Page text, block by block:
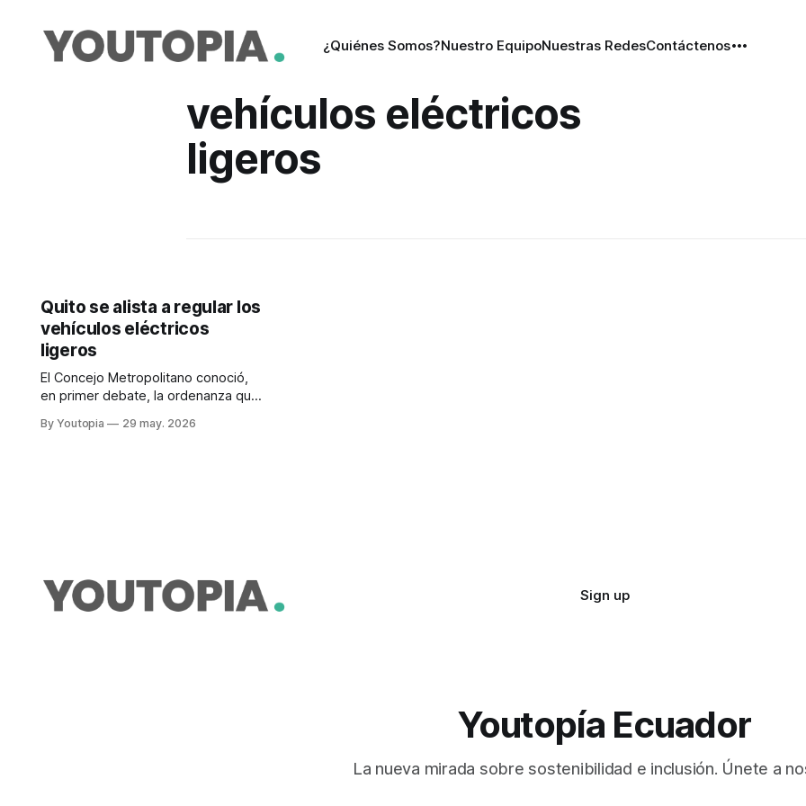
¿Quiénes Somos?Nuestro EquipoNuestras RedesContáctenos
vehículos eléctricos
ligeros
Quito se alista a regular los
vehículos eléctricos
ligeros
El Concejo Metropolitano conoció,
en primer debate, la ordenanza que
bicicletas eléctricas y otros
By Youtopia 29 may. 2026
Sign up
Youtopía Ecuador
La nueva mirada sobre sostenibilidad e inclusión. Únete a